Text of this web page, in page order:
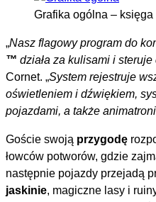
Grafika ogólna – księga
„Nasz flagowy program do
™ działa za kulisami i steruje
Cornet. „System rejestruje
oświetleniem i dźwiękiem,
pojazdami, a także
Goście swoją przygodę
łowców potworów, gdzie
następnie pojazdy przejadą
jaskinie, magiczne lasy i